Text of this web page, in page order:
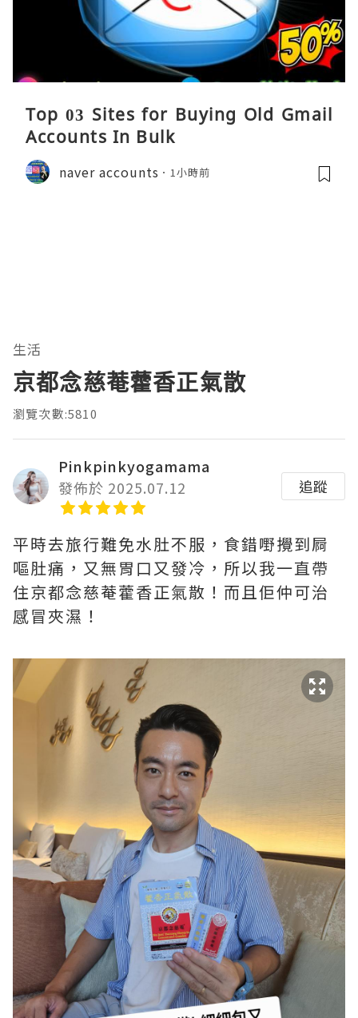
Top 03 Sites for Buying Old Gmail
Accounts In Bulk
naver accounts 1小時前
生活
京都念慈菴藿香正氣散
瀏覽次數:5810
Pinkpinkyogamama
發佈於 2025.07.12
追蹤
平時去旅行難免水肚不服，食錯嘢攪到屙
嘔肚痛，又無胃口又發冷，所以我一直帶
住京都念慈菴藿香正氣散！而且佢仲可治
感冒夾濕！